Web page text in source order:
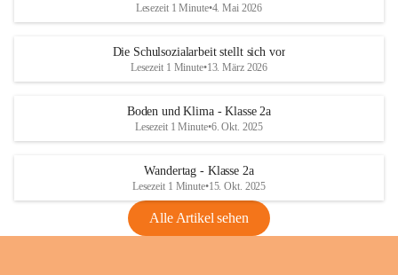
Lesezeit 1 Minute•4. Mai 2026
Die Schulsozialarbeit stellt sich vor
Lesezeit 1 Minute•13. März 2026
Boden und Klima - Klasse 2a
Lesezeit 1 Minute•6. Okt. 2025
Wandertag - Klasse 2a
Lesezeit 1 Minute•15. Okt. 2025
Alle Artikel sehen